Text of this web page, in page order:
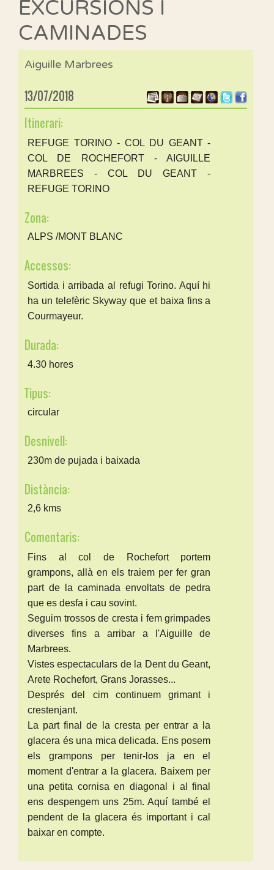
EXCURSIONS I
CAMINADES
Aiguille Marbrees
13/07/2018
Itinerari:
REFUGE TORINO - COL DU GEANT -
COL DE ROCHEFORT - AIGUILLE
MARBREES - COL DU GEANT -
REFUGE TORINO
Zona:
ALPS /MONT BLANC
Accessos:
Sortida i arribada al refugi Torino. Aquí hi
ha un telefèric Skyway que et baixa fins a
Courmayeur.
Durada:
4.30 hores
Tipus:
circular
Desnivell:
230m de pujada i baixada
Distància:
2,6 kms
Comentaris:
Fins al col de Rochefort portem
grampons, allà en els traiem per fer gran
part de la caminada envoltats de pedra
que es desfa i cau sovint.
Seguim trossos de cresta i fem grimpades
diverses fins a arribar a l'Aiguille de
Marbrees.
Vistes espectaculars de la Dent du Geant,
Arete Rochefort, Grans Jorasses...
Després del cim continuem grimant i
crestenjant.
La part final de la cresta per entrar a la
glacera és una mica delicada. Ens posem
els grampons per tenir-los ja en el
moment d'entrar a la glacera. Baixem per
una petita cornisa en diagonal i al final
ens despengem uns 25m. Aquí també el
pendent de la glacera és important i cal
baixar en compte.